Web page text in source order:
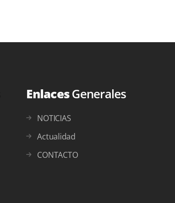
EnlacesGenerales
NOTICIAS
Actualidad
CONTACTO